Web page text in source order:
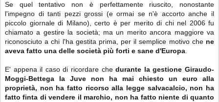
Se quel tentativo non è perfettamente riuscito, nonostante
l'impegno di tanti pezzi grossi (e ormai se n'è accorto anche il
piccolo giornale di Milano), certo è per merito di chi nel 2006 fu
chiamato a gestire la società; ma un merito ancora maggiore va
riconosciuto a chi l'ha gestita prima, per il semplice motivo che ne
aveva fatto una delle società più forti e sane d'Europa
E' appena il caso di ricordare chedurante la gestione Giraudo-
Moggi-Bettega la Juve non ha mai chiesto un euro alla
proprietà, non ha fatto ricorso alla legge salvacalcio, non ha
fatto finta di vendere il marchio, non ha fatto niente di quanto